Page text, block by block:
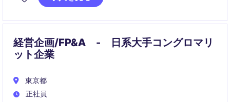
上に貢献いただくポジションです。
経営企画/FP&A - 日系大手コングロマリ
ット企業
東京都
正社員